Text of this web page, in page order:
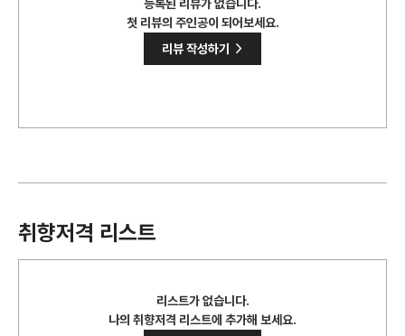
등록된 리뷰가 없습니다.
첫 리뷰의 주인공이 되어보세요.
리뷰 작성하기
>
취향저격 리스트
리스트가 없습니다.
나의 취향저격 리스트에 추가해 보세요.